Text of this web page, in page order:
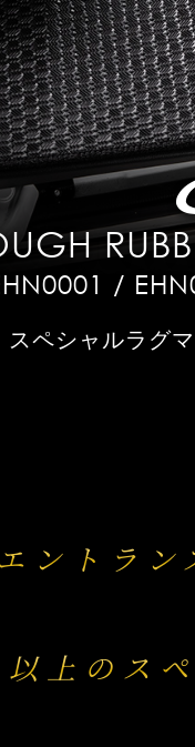
/
スペシャルラグ
ントラン
以上のス